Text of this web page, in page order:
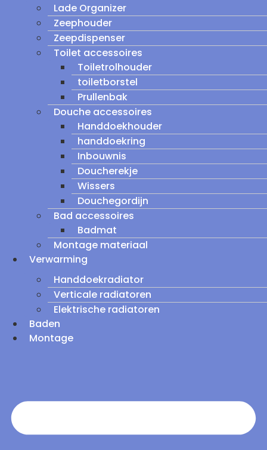
Lade Organizer
Zeephouder
Zeepdispenser
Toilet accessoires
Toiletrolhouder
toiletborstel
Prullenbak
Douche accessoires
Handdoekhouder
handdoekring
Inbouwnis
Doucherekje
Wissers
Douchegordijn
Bad accessoires
Badmat
Montage materiaal
Verwarming
Handdoekradiator
Verticale radiatoren
Elektrische radiatoren
Baden
Montage